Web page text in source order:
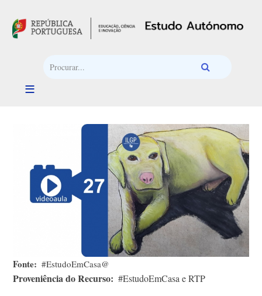
Fonte #EstudoEmCasa@
Proveniência do Recurso #EstudoEmCasa e RTP